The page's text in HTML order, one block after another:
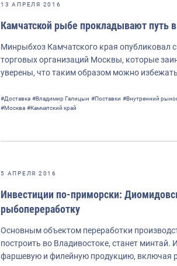
13 АПРЕЛЯ 2016
Камчатской рыбе прокладывают путь
Минрыбхоз Камчатского края опубликовал
торговых организаций Москвы, которые
уверены, что таким образом можно
#Доставка #Владимир Галицын #Поставки #Внутренний
#Москва #Камчатский край
5 АПРЕЛЯ 2016
Инвестиции по-приморски:
рыбопереработку
Основным объектом переработки
построить во Владивостоке, станет
фаршевую и филейную продукцию, включая